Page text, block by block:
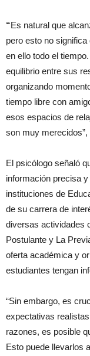
“Es natural que
pero esto no
en ello todo el
equilibrio entre sus
organizando
tiempo libre con
esos espacios de
son muy
El psicólogo señaló
información precisa
instituciones de
de su carrera de
diversas actividades
Postulante y La
oferta académica y
estudiantes tengan
“Sin embargo, es
expectativas
razones, es posible
Esto puede llevarlos